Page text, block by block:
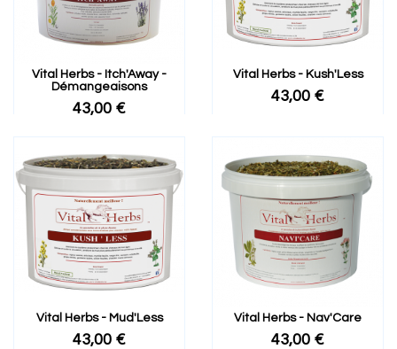
Vital Herbs - Itch'Away -
Démangeaisons
43,00 €
Vital Herbs - Kush'Less
43,00 €
Vital Herbs - Mud'Less
43,00 €
Vital Herbs - Nav'Care
43,00 €